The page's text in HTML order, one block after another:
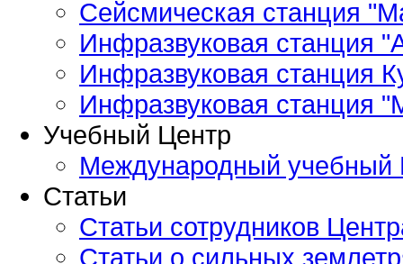
Сейсмическая станция
Инфразвуковая станция
Инфразвуковая станция
Инфразвуковая станция
Учебный Центр
Международный
Статьи
Статьи сотрудников
Статьи о сильных